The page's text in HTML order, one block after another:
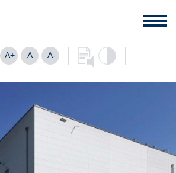
A+ A A-